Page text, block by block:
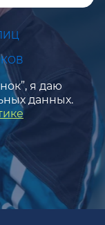
я даю
данных.